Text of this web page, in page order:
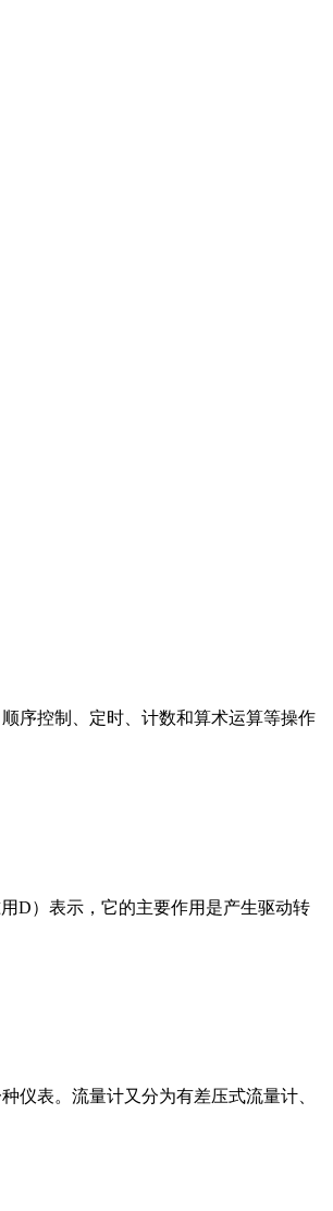
序控制、定时、计数和算术运算等操作
D）表示，它的主要作用是产生驱动转
仪表。流量计又分为有差压式流量计、